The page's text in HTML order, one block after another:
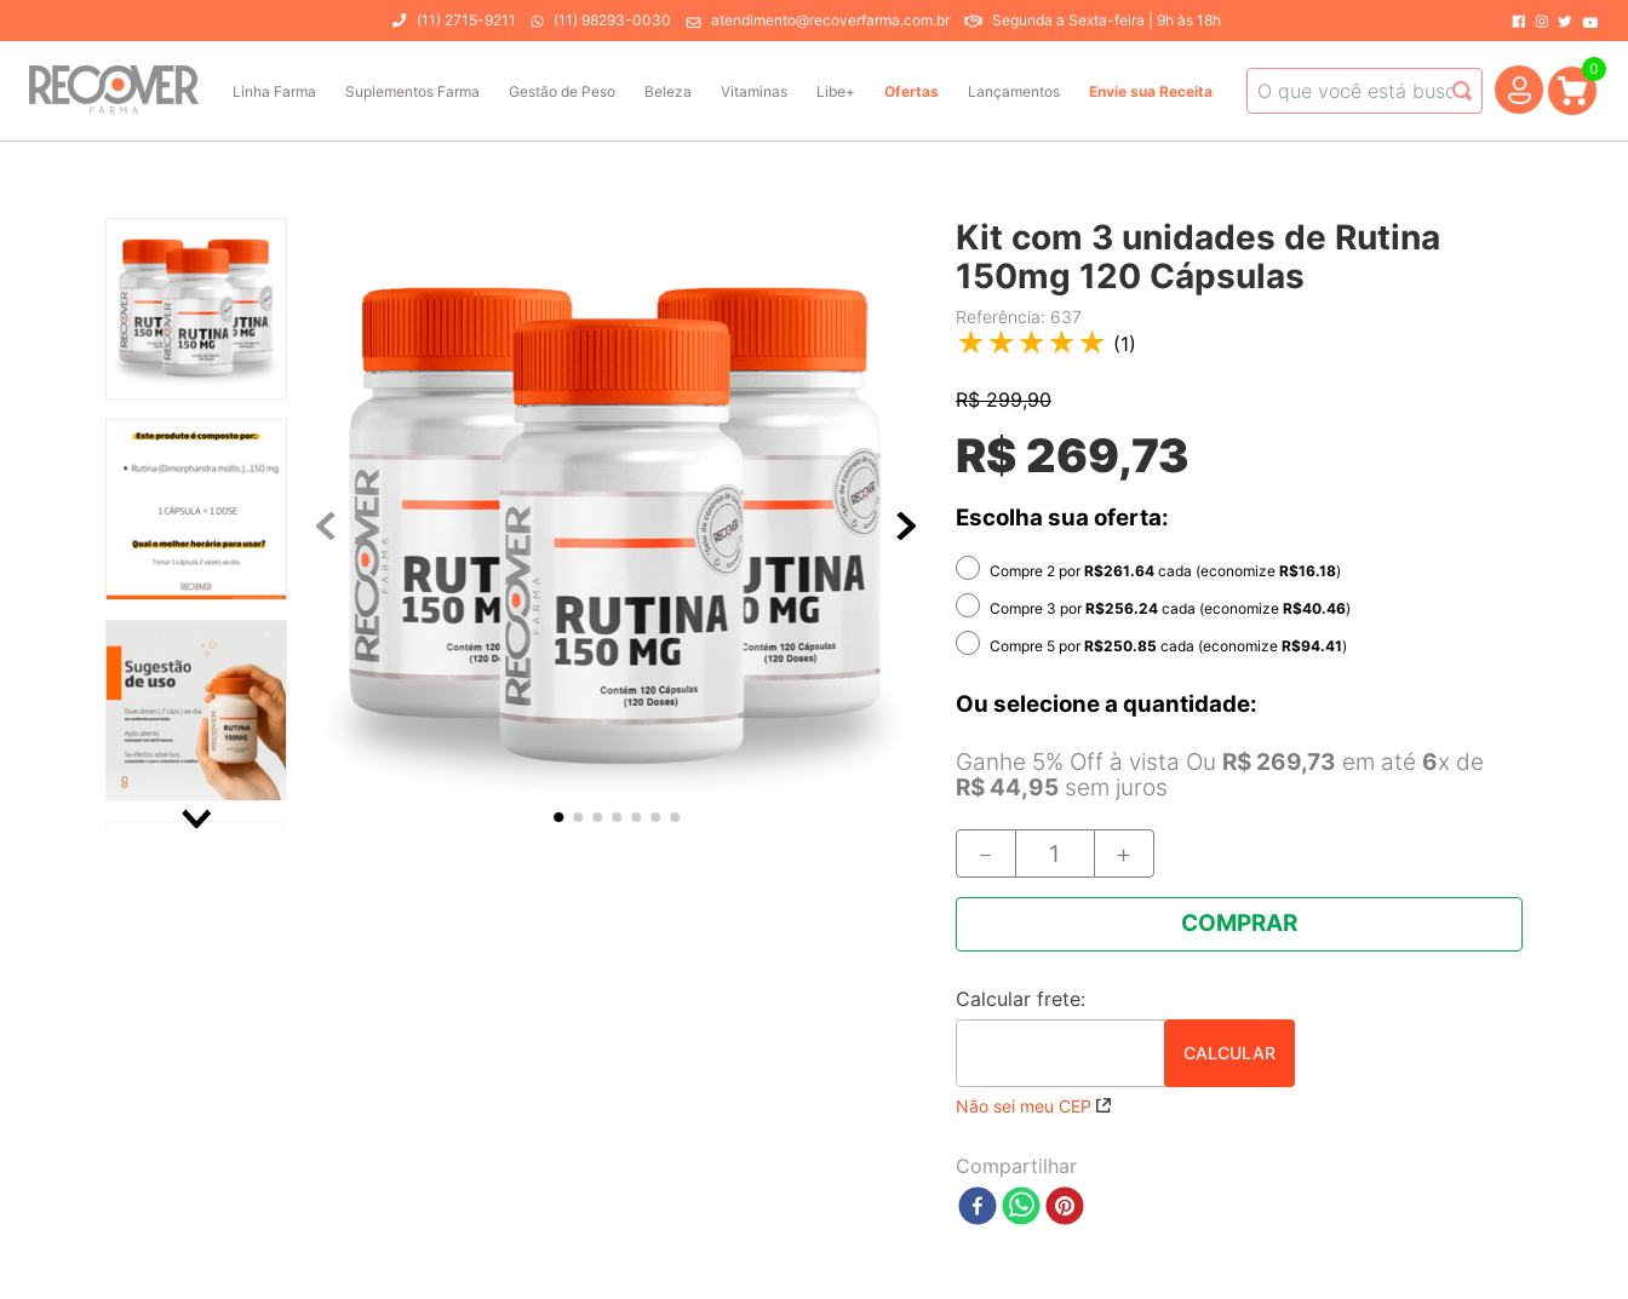
(11) 2715-9211 (11) 98293-0030 atendimento@recoverfarma.com.br Segunda a Sexta-feira | 9h às 18h
Linha Farma Suplementos Farma Gestão de Peso Beleza Vitaminas Libe+ Ofertas Lançamentos Envie sua Receita
O que você está buscando hoje? 0
Kit com 3 unidades de Rutina
150mg 120 Cápsulas
Referência: 637
★★★★★ (1)
R$299,90
R$269,73
Escolha sua oferta:
Compre 2 porR$261.64cada (economize R$16.18)
Compre 3 porR$256.24cada (economize R$40.46)
Compre 5 porR$250.85 cada (economize R$94.41)
Ou selecione a quantidade:
Ganhe 5% Off à vista Ou R$ 269,73 em até 6x de
R$ 44,95sem juros
＋
－
COMPRAR
Não sei meu CEP
Compartilhar